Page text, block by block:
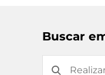
Buscar